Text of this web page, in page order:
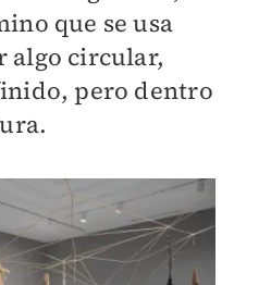
que se usa
algo circular,
pero dentro